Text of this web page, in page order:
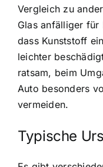
Vergleich zu
Glas anfälliger
dass Kunststoff
leichter
ratsam, beim
Auto besonders
vermeiden.
Typische